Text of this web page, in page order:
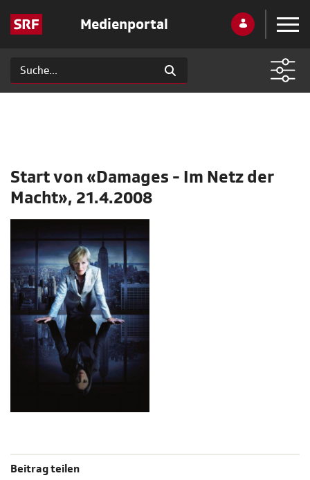
Medienportal
Start von «Damages - Im Netz der
Macht», 21.4.2008
Beitrag teilen